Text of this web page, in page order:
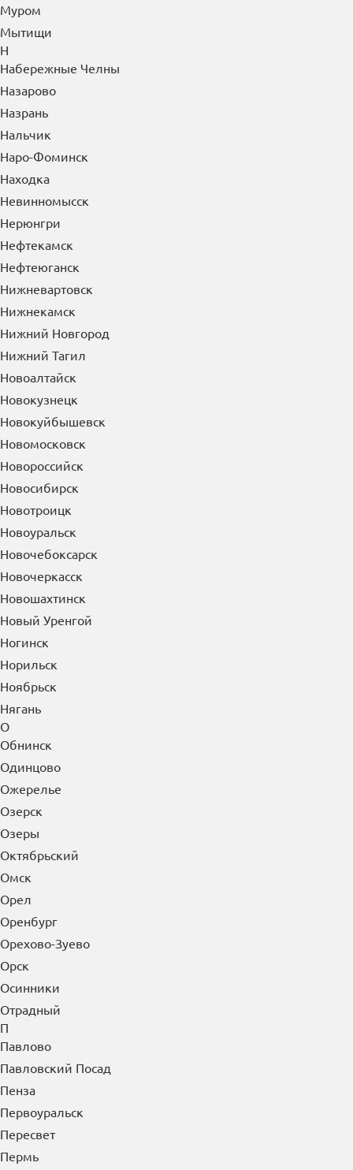
Муром
Мытищи
Н
Набережные Челны
Назарово
Назрань
Нальчик
Наро-Фоминск
Находка
Невинномысск
Нерюнгри
Нефтекамск
Нефтеюганск
Нижневартовск
Нижнекамск
Нижний Новгород
Нижний Тагил
Новоалтайск
Новокузнецк
Новокуйбышевск
Новомосковск
Новороссийск
Новосибирск
Новотроицк
Новоуральск
Новочебоксарск
Новочеркасск
Новошахтинск
Новый Уренгой
Ногинск
Норильск
Ноябрьск
Нягань
О
Обнинск
Одинцово
Ожерелье
Озерск
Озеры
Октябрьский
Омск
Орел
Оренбург
Орехово-Зуево
Орск
Осинники
Отрадный
П
Павлово
Павловский Посад
Пенза
Первоуральск
Пересвет
Пермь